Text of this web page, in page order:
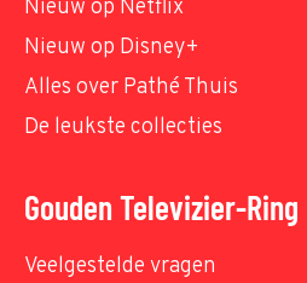
Nieuw op Netflix
Nieuw op Disney+
Alles over Pathé Thuis
De leukste collecties
Gouden Televizier-Ring
Veelgestelde vragen